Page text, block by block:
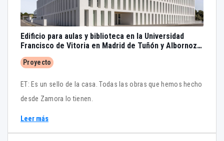
Edificio para aulas y biblioteca en la Universidad
Francisco de Vitoria en Madrid de Tuñón y Albornoz
Arquitectos
Proyecto
ET: Es un sello de la casa. Todas las obras que hemos hecho
desde Zamora lo tienen.
Leer más